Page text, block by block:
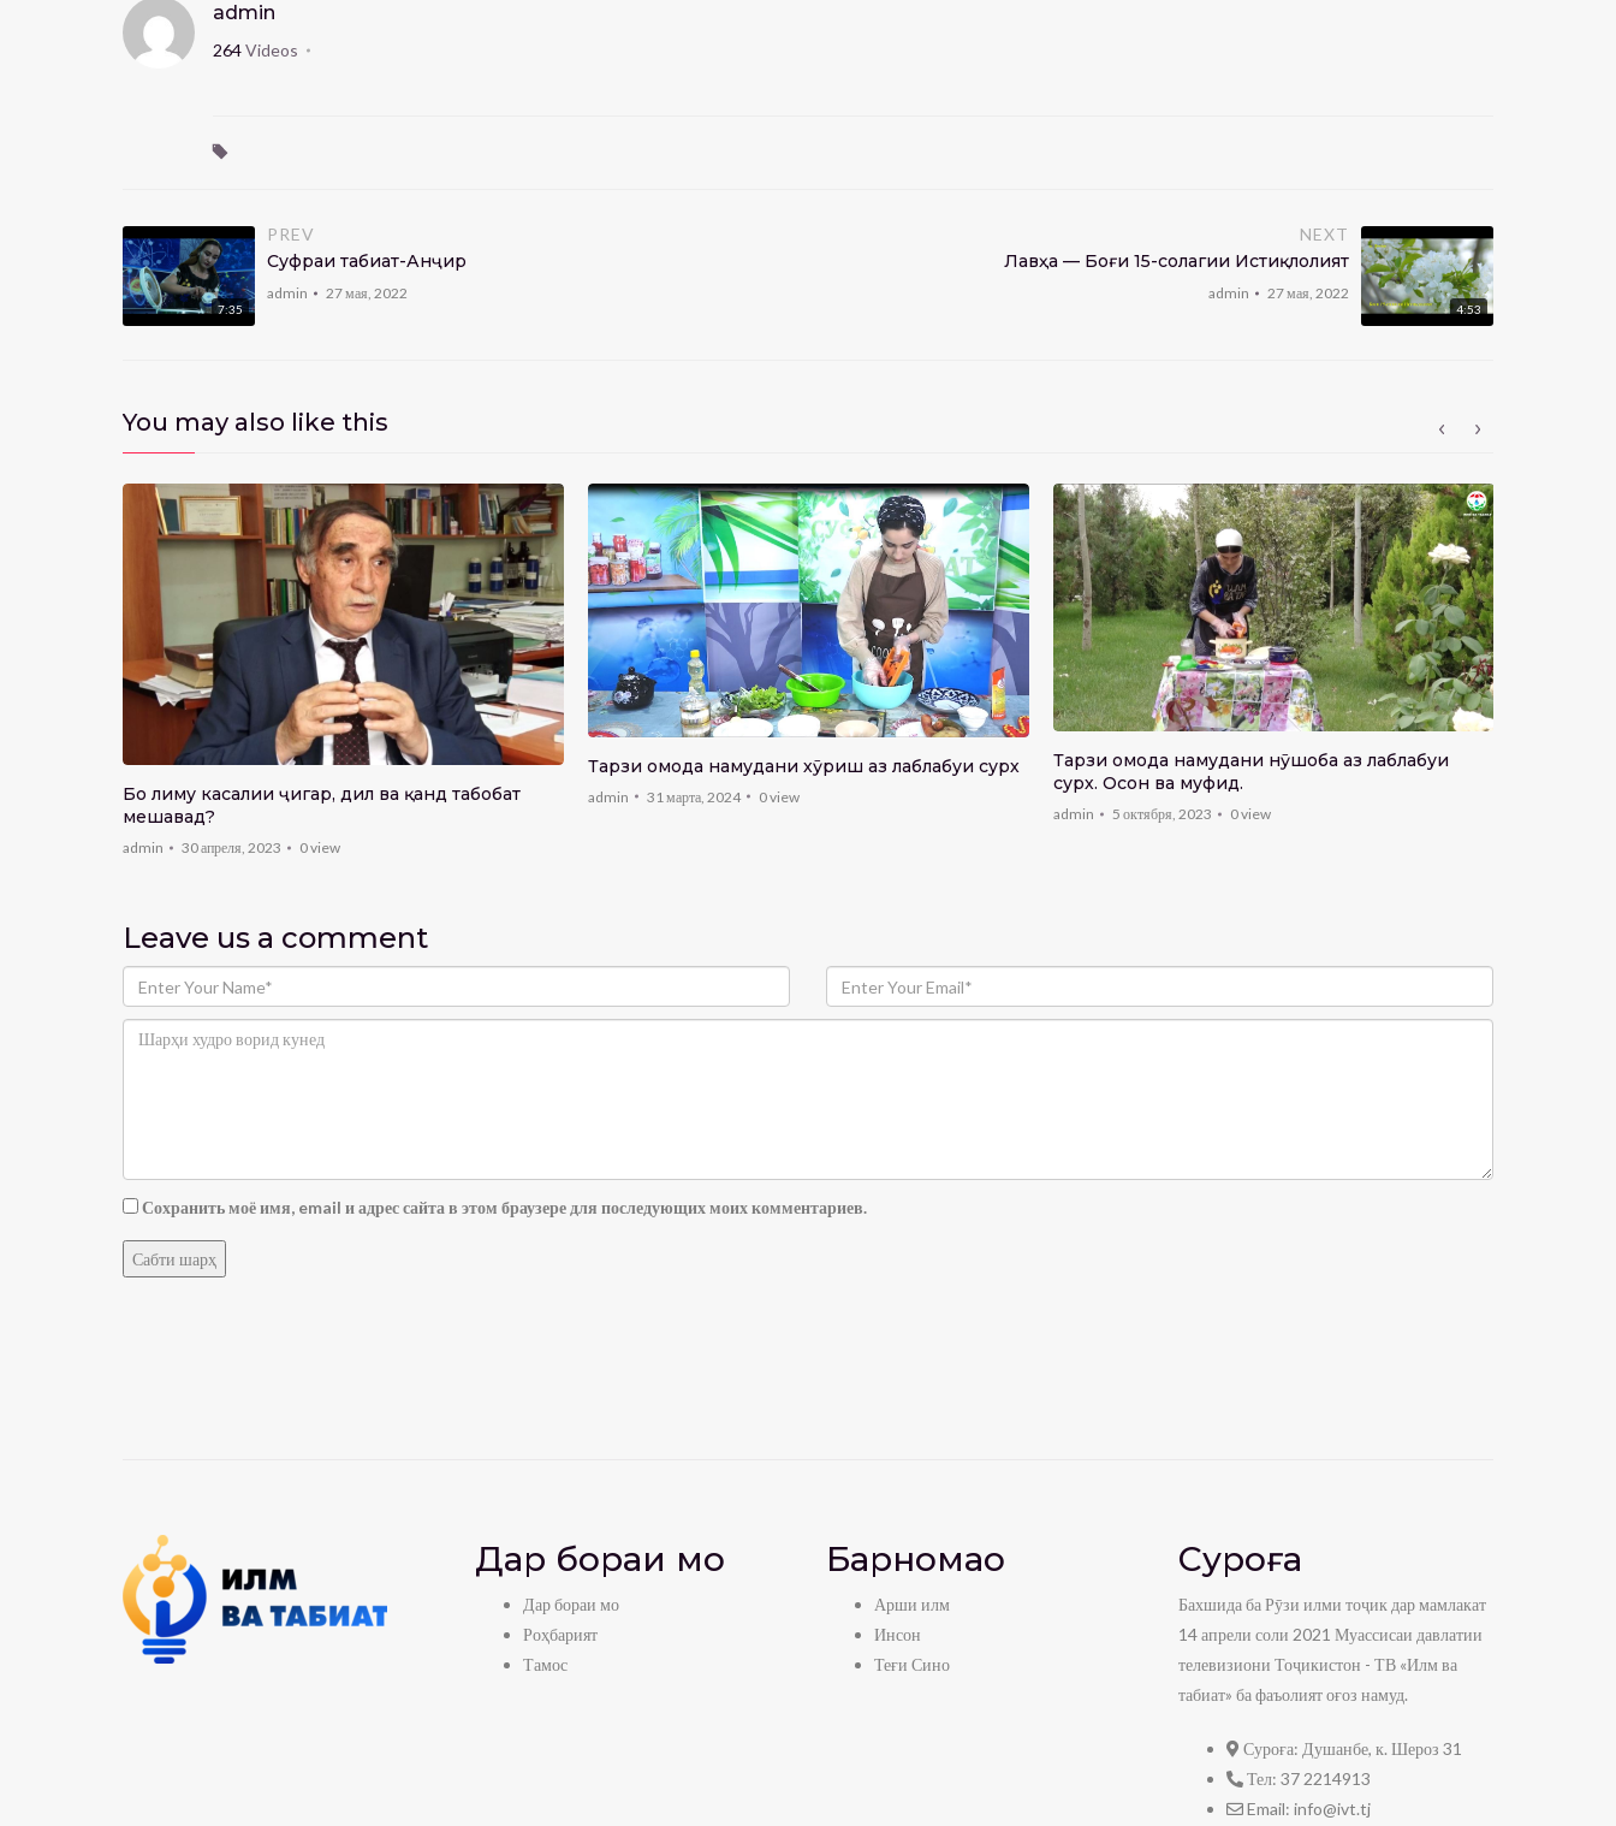
admin
264Videos
7:35
PREV
Суфраи табиат-Анҷир
admin 27 мая, 2022
NEXT
Лавҳа — Боғи 15-солагии Истиқлолият
admin 27 мая, 2022
4:53
You may also like this
Бо лиму касалии ҷигар, дил ва қанд табобат
мешавад?
admin 30 апреля, 2023 0view
Тарзи омода намудани хӯриш аз лаблабуи сурх
admin 31 марта, 2024 0view
Тарзи омода намудани нӯшоба аз лаблабуи
сурх. Осон ва муфид.
admin 5 октября, 2023 0view
Leave us a comment
Сохранить моё имя, email и адрес сайта в этом браузере для последующих моих комментариев.
Дар бораи мо
Дар бораи мо
Роҳбарият
Тамос
Барномаҳо
Арши илм
Инсон
Теғи Сино
Суроға
Бахшида ба Рӯзи илми тоҷик дар мамлакат
14 апрели соли 2021 Муассисаи давлатии
телевизиони Тоҷикистон - ТВ «Илм ва
табиат» ба фаъолият оғоз намуд.
Суроға: Душанбе, к. Шероз 31
Тел: 37 2214913
Email: info@ivt.tj